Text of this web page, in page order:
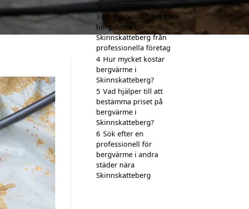
Skinnskatteberg
3 Få 3 erbjudanden för
bergvärme i
Skinnskatteberg från
professionella företag
4 Hur mycket kostar
bergvärme i
Skinnskatteberg?
5 Vad hjälper till att
bestämma priset på
bergvärme i
Skinnskatteberg?
6 Sök efter en
professionell för
bergvärme i andra
städer nära
Skinnskatteberg